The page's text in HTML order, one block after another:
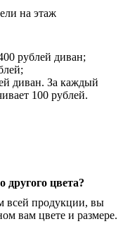
на этаж
рублей диван;
диван. За каждый
100 рублей.
другого цвета?
всей продукции, вы
вам цвете и размере.